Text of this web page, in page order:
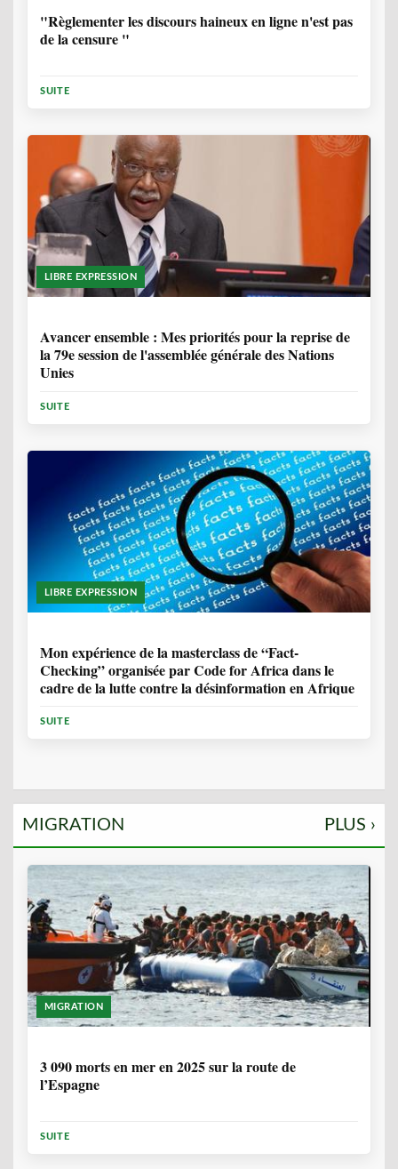
"Règlementer les discours haineux en ligne n'est pas
de la censure "
SUITE
LIBRE EXPRESSION
Avancer ensemble : Mes priorités pour la reprise de
la 79e session de l'assemblée générale des Nations
Unies
SUITE
LIBRE EXPRESSION
Mon expérience de la masterclass de “Fact-
Checking” organisée par Code for Africa dans le
cadre de la lutte contre la désinformation en Afrique
SUITE
MIGRATION PLUS ›
MIGRATION
3 090 morts en mer en 2025 sur la route de
l’Espagne
SUITE